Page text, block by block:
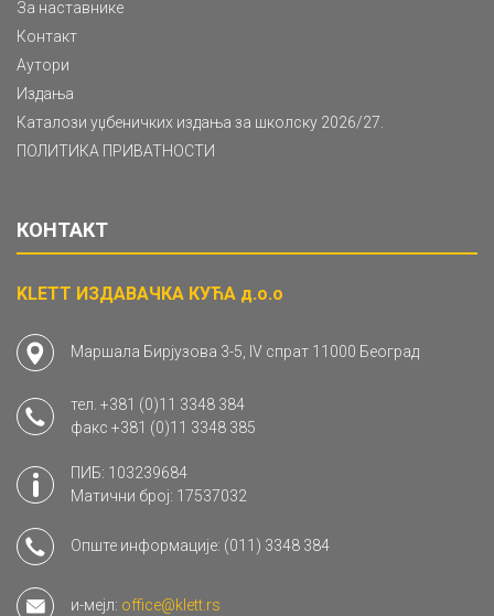
За наставнике
Контакт
Аутори
Издања
Каталози уџбеничких издања за школску 2026/27.
ПОЛИТИКА ПРИВАТНОСТИ
КОНТАКТ
KLETT ИЗДАВАЧКА КУЋА д.о.о
Маршала Бирјузова 3-5, IV спрат 11000 Београд
тел. +381 (0)11 3348 384
факс +381 (0)11 3348 385
ПИБ: 103239684
Матични број: 17537032
Опште информације: (011) 3348 384
и-мејл: office@klett.rs